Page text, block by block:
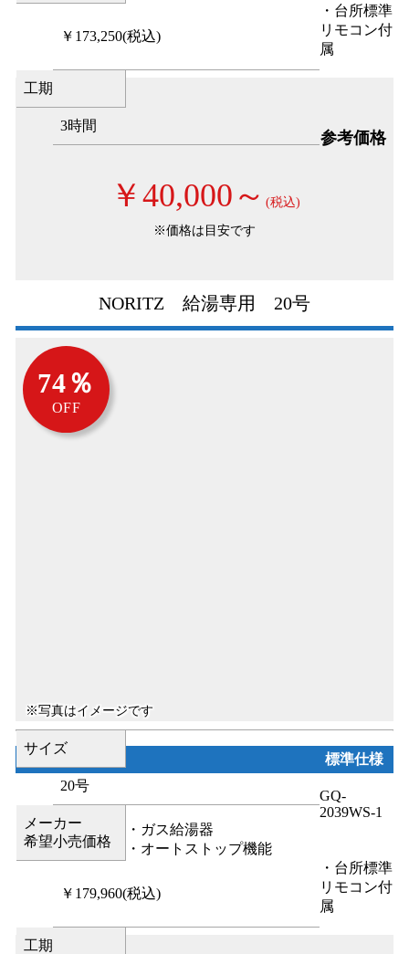
￥173,250(税込)
工期
3時間
・台所標準
リモコン付
属
参考価格
￥40,000～ (税込)
※価格は目安です
NORITZ 給湯専用 20号
74％
OFF
サイズ
20号
メーカー
希望小売価格
￥179,960(税込)
工期
標準仕様
GQ-
2039WS-1
・ガス給湯器
・オートストップ機能
・台所標準
リモコン付
属